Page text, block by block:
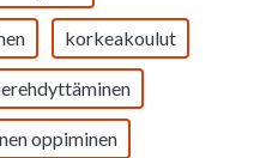
korkeakoulut
oppiminen